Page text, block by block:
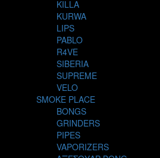
KILLA
KURWA
LIPS
PABLO
R4VE
SIBERIA
SUPREME
VELO
SMOKE PLACE
BONGS
GRINDERS
PIPES
VAPORIZERS